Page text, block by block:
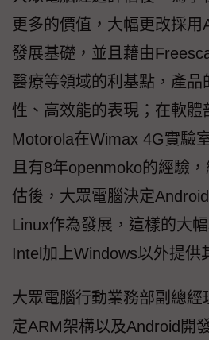
更多的價值，大幅更改採用
發展基礎，並且藉由
醫療等領域的利基點，產品
性、高效能的表現；在軟體
Motorola在Wimax 4G實驗
且有8年openmoko的經驗
估後，大眾電腦決定
Linux作為發展，這樣的大
Intel加上Windows以外提供
大眾電腦行動業務部副總經
定ARM架構以及Android開